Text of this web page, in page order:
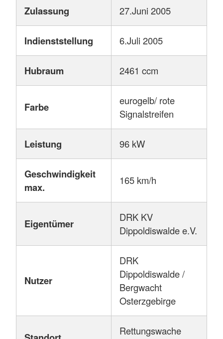
Zulassung 27.Juni 2005
Indienststellung 6.Juli 2005
Hubraum 2461 ccm
Farbe
eurogelb/ rote
Signalstreifen
Leistung 96 kW
Geschwindigkeit
max.
165 km/h
Eigentümer
DRK KV
Dippoldiswalde e.V.
Nutzer
DRK
Dippoldiswalde /
Bergwacht
Osterzgebirge
Rettungswache